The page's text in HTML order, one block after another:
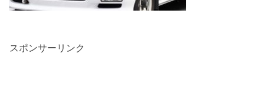
スポンサーリンク